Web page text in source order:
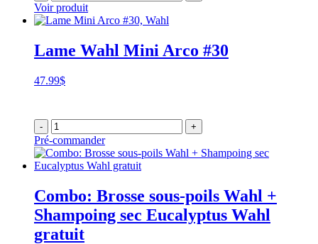
Voir produit
Lame Wahl Mini Arco #30
47.99$
- +
Pré-commander
Combo: Brosse sous-poils Wahl +
Shampoing sec Eucalyptus Wahl
gratuit